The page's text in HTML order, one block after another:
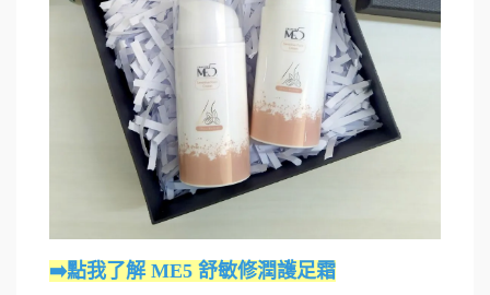
➡️點我了解 ME5 舒敏修潤護足霜